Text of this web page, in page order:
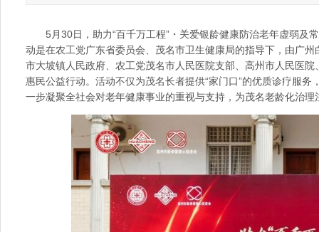
5月30日，助力“百千万工程”・关爱银龄健康防治老年虚弱
动是在农工党广东省委员会、茂名市卫生健康局的指导下，由广
市大坡镇人民政府、农工党茂名市人民医院支部、高州市人民医
惠民公益行动。活动不仅为茂名长者提供“家门口”的优质诊疗服
一步凝聚全社会对老年健康事业的重视与支持，为茂名老龄化治